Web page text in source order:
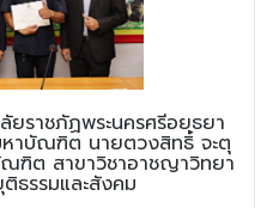
ราชภัฏพระนครศรีอยุธยา
าบัณฑิต นายตวงสิทธิ์ จะตุ
ฑิต สาขาวิชาอาชญาวิทยา
ธรรมและสังคม